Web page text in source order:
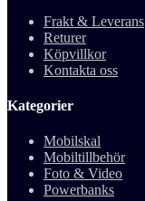
Frakt & Leverans
Returer
Köpvillkor
Kontakta oss
Kategorier
Mobilskal
Mobiltillbehör
Foto & Video
Powerbanks